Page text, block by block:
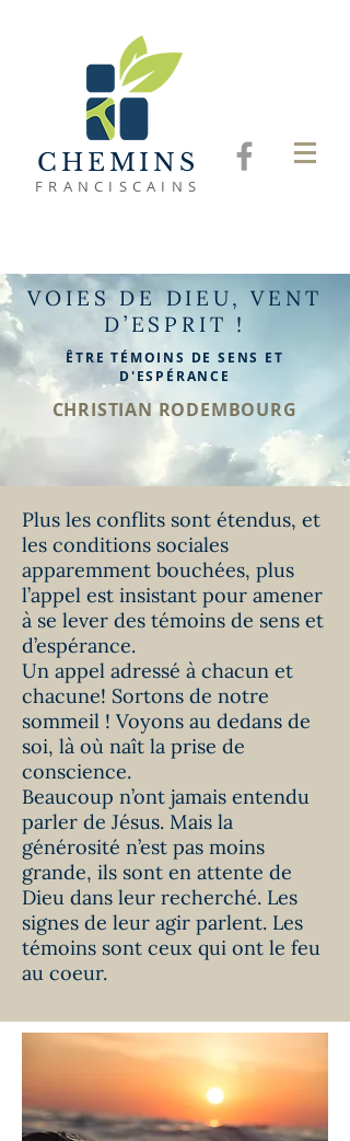
CHEMINS
FRANCISCAINS
VOIES DE DIEU, VENT
D’ESPRIT !
ÊTRE TÉMOINS DE SENS ET
D'ESPÉRANCE
CHRISTIAN RODEMBOURG
Plus les conflits sont étendus, et
les conditions sociales
apparemment bouchées, plus
l’appel est insistant pour amener
à se lever des témoins de sens et
d’espérance.
Un appel adressé à chacun et
chacune! Sortons de notre
sommeil ! Voyons au dedans de
soi, là où naît la prise de
conscience.
Beaucoup n’ont jamais entendu
parler de Jésus. Mais la
générosité n’est pas moins
grande, ils sont en attente de
Dieu dans leur recherché. Les
signes de leur agir parlent. Les
témoins sont ceux qui ont le feu
au coeur.